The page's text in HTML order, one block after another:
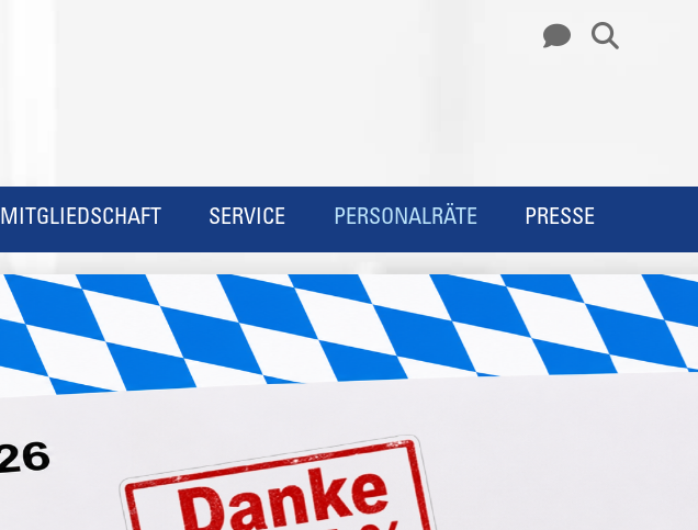
MITGLIEDSCHAFT SERVICE PERSONALRÄTE PRESSE